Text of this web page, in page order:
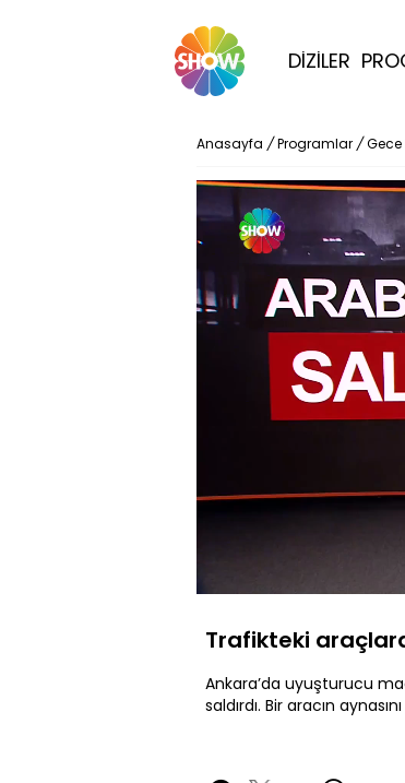
DİZİLER
Anasayfa / Programlar / Gece
Trafikteki
Ankara’da uyuşturucu
saldırdı. Bir aracın